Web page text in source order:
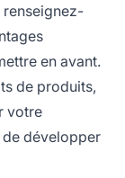
renseignez-
en avant.
de produits,
votre
de développer